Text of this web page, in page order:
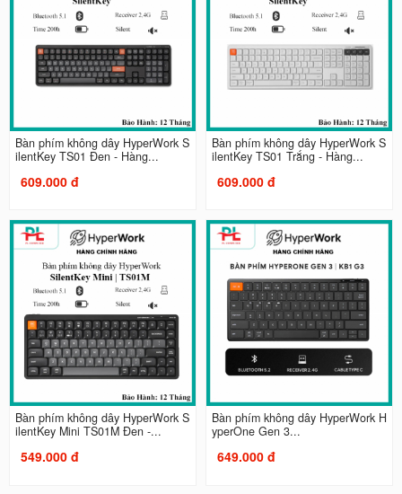
Bàn phím không dây HyperWork S
ilentKey TS01 Đen - Hàng...
609.000 đ
Bàn phím không dây HyperWork S
ilentKey TS01 Trắng - Hàng...
609.000 đ
Bàn phím không dây HyperWork S
ilentKey Mini TS01M Đen -...
549.000 đ
Bàn phím không dây HyperWork H
yperOne Gen 3...
649.000 đ